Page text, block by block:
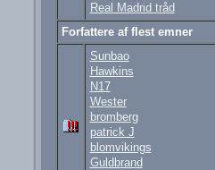
Real Madrid tråd
Forfattere af flest emner
Sunbao
Hawkins
N17
Wester
bromberg
patrick J
blomvikings
Guldbrand